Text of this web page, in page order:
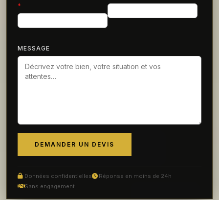
*
MESSAGE
DEMANDER UN DEVIS
Données confidentielles
Réponse en moins de 24h
Sans engagement